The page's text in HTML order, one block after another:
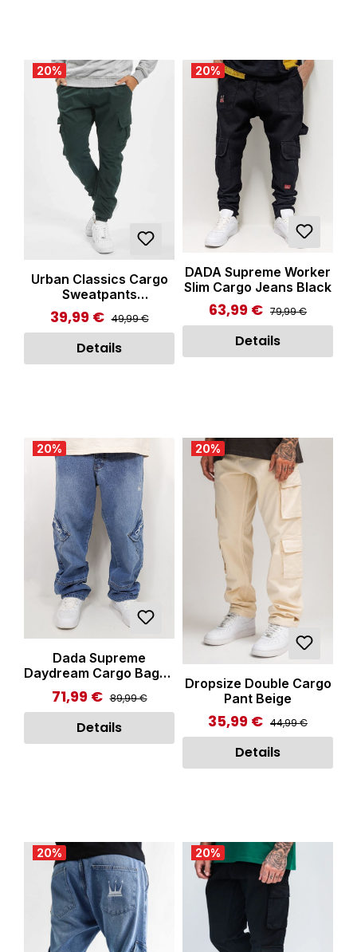
20%
Urban Classics Cargo
Sweatpants
Bottelgreen
Verkaufspreis:
39,99 € Regulärer Preis:
49,99 €
Details
20%
DADA Supreme Worker
Slim Cargo Jeans Black
Verkaufspreis:
63,99 € Regulärer Preis:
79,99 €
Details
20%
Dada Supreme
Daydream Cargo Baggy
Jeans 2.0 Mid Blue
Verkaufspreis:
71,99 € Regulärer Preis:
89,99 €
Details
20%
Dropsize Double Cargo
Pant Beige
Verkaufspreis:
35,99 € Regulärer Preis:
44,99 €
Details
20% 20%